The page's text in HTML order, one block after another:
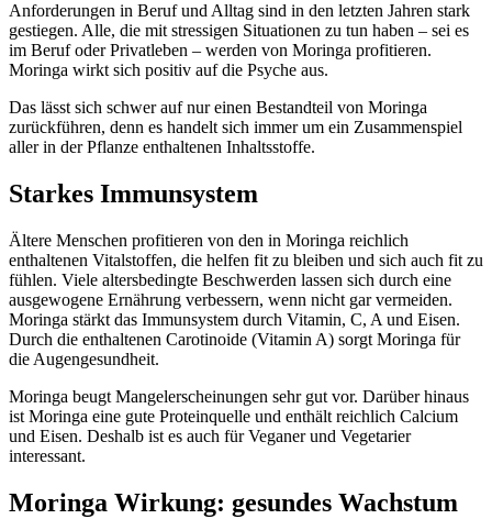
Anforderungen in Beruf und Alltag sind in den letzten Jahren stark
gestiegen. Alle, die mit stressigen Situationen zu tun haben – sei es
im Beruf oder Privatleben – werden von Moringa profitieren.
Moringa wirkt sich positiv auf die Psyche aus.
Das lässt sich schwer auf nur einen Bestandteil von Moringa
zurückführen, denn es handelt sich immer um ein Zusammenspiel
aller in der Pflanze enthaltenen Inhaltsstoffe.
Starkes Immunsystem
Ältere Menschen profitieren von den in Moringa reichlich
enthaltenen Vitalstoffen, die helfen fit zu bleiben und sich auch fit zu
fühlen. Viele altersbedingte Beschwerden lassen sich durch eine
ausgewogene Ernährung verbessern, wenn nicht gar vermeiden.
Moringa stärkt das Immunsystem durch Vitamin, C, A und Eisen.
Durch die enthaltenen Carotinoide (Vitamin A) sorgt Moringa für
die Augengesundheit.
Moringa beugt Mangelerscheinungen sehr gut vor. Darüber hinaus
ist Moringa eine gute Proteinquelle und enthält reichlich Calcium
und Eisen. Deshalb ist es auch für Veganer und Vegetarier
interessant.
Moringa Wirkung: gesundes Wachstum